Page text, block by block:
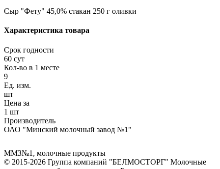
Сыр "Фету" 45,0% стакан 250 г оливки
Характеристика товара
Срок годности
60 сут
Кол-во в 1 месте
9
Ед. изм.
шт
Цена за
1 шт
Производитель
ОАО "Минский молочный завод №1"
ММЗ№1 , молочные продукты
© 2015-2026 Группа компаний "БЕЛМОСТОРГ" Молочные